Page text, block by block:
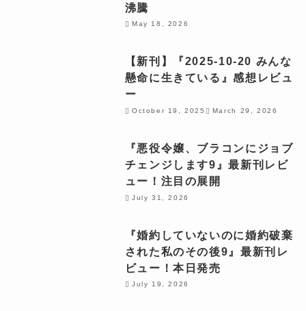
沸騰
May 18, 2026
【新刊】『2025-10-20 みんな
懸命に生きている』感想レビュ
ー
October 19, 2025 March 29, 2026
『悪役令嬢、ブラコンにジョブ
チェンジします9』最新刊レビ
ュー！注目の展開
July 31, 2026
『婚約していないのに婚約破棄
された私のその後9』最新刊レ
ビュー！本日発売
July 19, 2026